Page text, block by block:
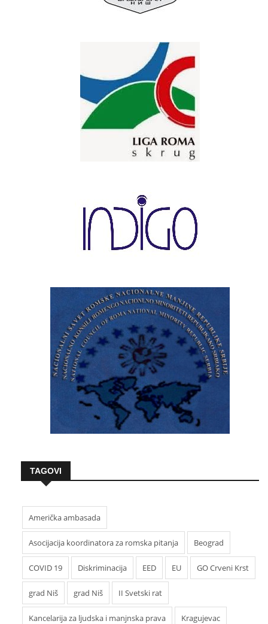
TAGOVI
Američka ambasada
Asocijacija koordinatora za romska pitanja Beograd
COVID 19 Diskriminacija EED EU GO Crveni Krst
grad Niš grad Niš II Svetski rat
Kancelarija za ljudska i manjnska prava Kragujevac